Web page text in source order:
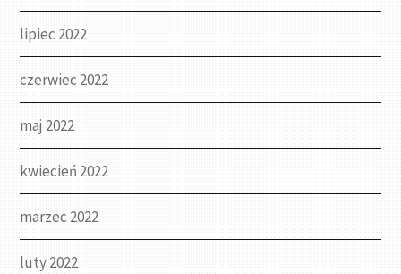
lipiec 2022
czerwiec 2022
maj 2022
kwiecień 2022
marzec 2022
luty 2022